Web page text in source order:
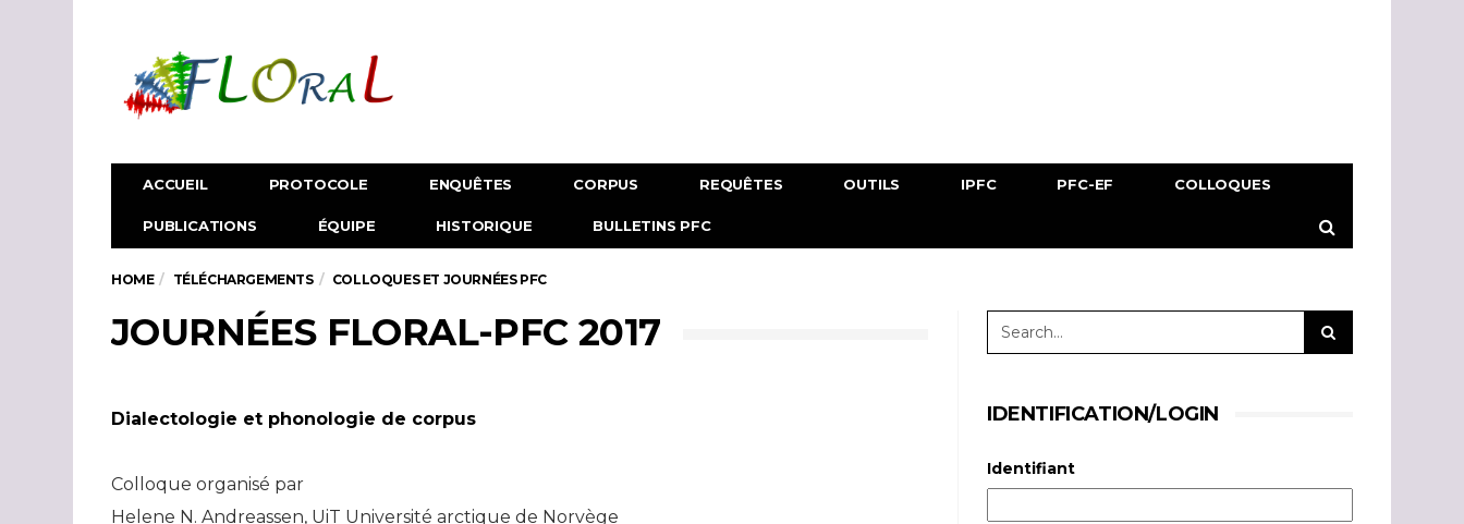
ACCUEIL PROTOCOLE ENQUÊTES CORPUS REQUÊTES OUTILS IPFC PFC-EF COLLOQUES
PUBLICATIONS ÉQUIPE HISTORIQUE BULLETINS PFC
HOME TÉLÉCHARGEMENTS COLLOQUES ET JOURNÉES PFC
JOURNÉES FLORAL-PFC 2017
Dialectologie et phonologie de corpus
Colloque organisé par
Helene N. Andreassen, UiT Université arctique de Norvège
IDENTIFICATION/LOGIN
Identifiant